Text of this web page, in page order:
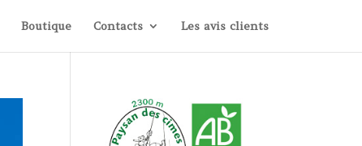
Boutique Contacts Les avis clients